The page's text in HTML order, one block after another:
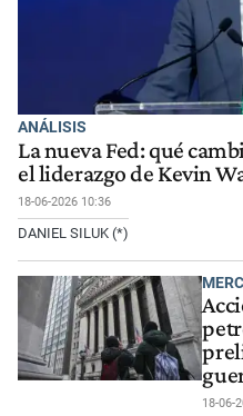
ANÁLISIS
La nueva Fed: qué
el liderazgo de Kevin
18-06-2026 10:36
DANIEL SILUK (*)
18-06-